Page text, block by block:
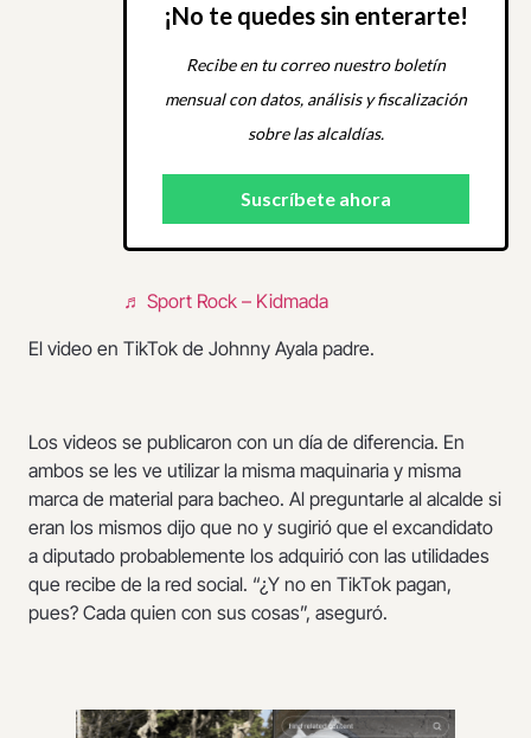
¡No te quedes sin enterarte!
Recibe en tu correo nuestro boletín
mensual con datos, análisis y fiscalización
sobre las alcaldías.
♬ Sport Rock – Kidmada
El video en TikTok de Johnny Ayala padre.
Los videos se publicaron con un día de diferencia. En
ambos se les ve utilizar la misma maquinaria y misma
marca de material para bacheo. Al preguntarle al alcalde si
eran los mismos dijo que no y sugirió que el excandidato
a diputado probablemente los adquirió con las utilidades
que recibe de la red social. “¿Y no en TikTok pagan,
pues? Cada quien con sus cosas”, aseguró.